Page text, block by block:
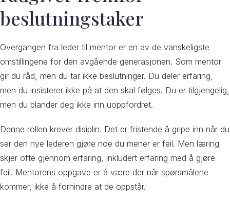
beslutningstaker
Overgangen fra leder til mentor er en av de vanskeligste
omstillingene for den avgående generasjonen. Som mentor
gir du råd, men du tar ikke beslutninger. Du deler erfaring,
men du insisterer ikke på at den skal følges. Du er tilgjengelig,
men du blander deg ikke inn uoppfordret.
Denne rollen krever disiplin. Det er fristende å gripe inn når du
ser den nye lederen gjøre noe du mener er feil. Men læring
skjer ofte gjennom erfaring, inkludert erfaring med å gjøre
feil. Mentorens oppgave er å være der når spørsmålene
kommer, ikke å forhindre at de oppstår.